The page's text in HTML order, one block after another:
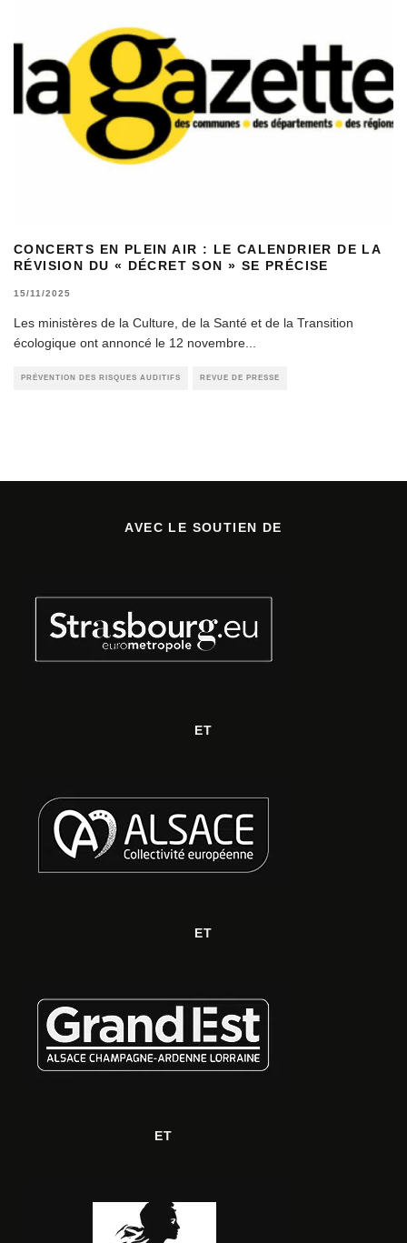
CONCERTS EN PLEIN AIR : LE CALENDRIER DE LA
RÉVISION DU « DÉCRET SON » SE PRÉCISE
15/11/2025
Les ministères de la Culture, de la Santé et de la Transition
écologique ont annoncé le 12 novembre
PRÉVENTION DES RISQUES AUDITIFS REVUE DE PRESSE
AVEC LE SOUTIEN DE
ET
ET
ET